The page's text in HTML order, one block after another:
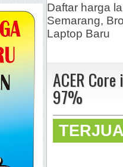
Daftar harga
Semarang,
Laptop Baru
ACER
97%